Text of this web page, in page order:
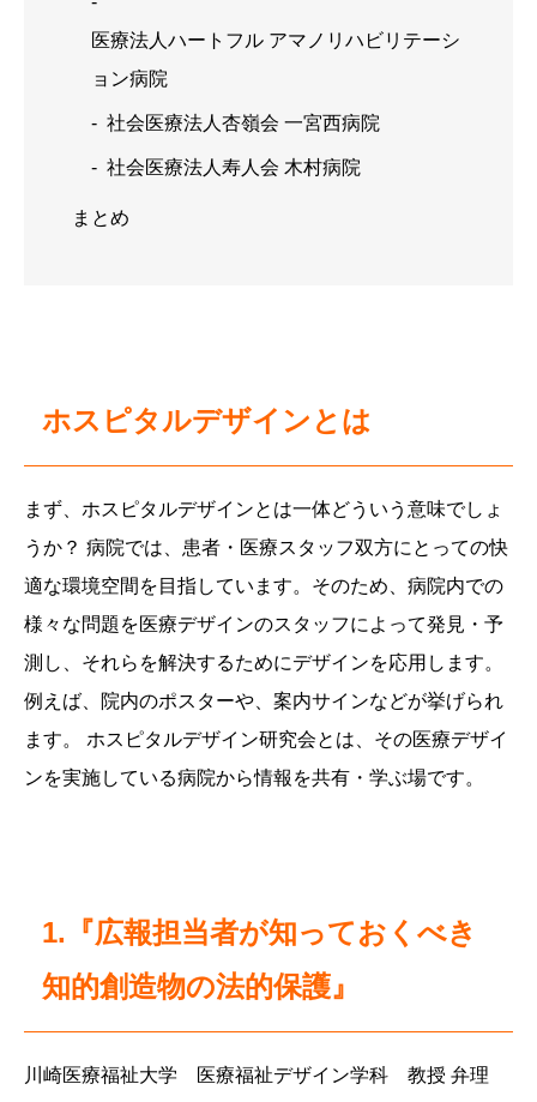
医療法人ハートフル アマノリハビリテーシ
ョン病院
社会医療法人杏嶺会 一宮西病院
社会医療法人寿人会 木村病院
まとめ
ホスピタルデザインとは
まず、ホスピタルデザインとは一体どういう意味でしょ
うか？ 病院では、患者・医療スタッフ双方にとっての快
適な環境空間を目指しています。そのため、病院内での
様々な問題を医療デザインのスタッフによって発見・予
測し、それらを解決するためにデザインを応用します。
例えば、院内のポスターや、案内サインなどが挙げられ
ます。 ホスピタルデザイン研究会とは、その医療デザイ
ンを実施している病院から情報を共有・学ぶ場です。
1.『広報担当者が知っておくべき
知的創造物の法的保護』
川崎医療福祉大学 医療福祉デザイン学科 教授 弁理